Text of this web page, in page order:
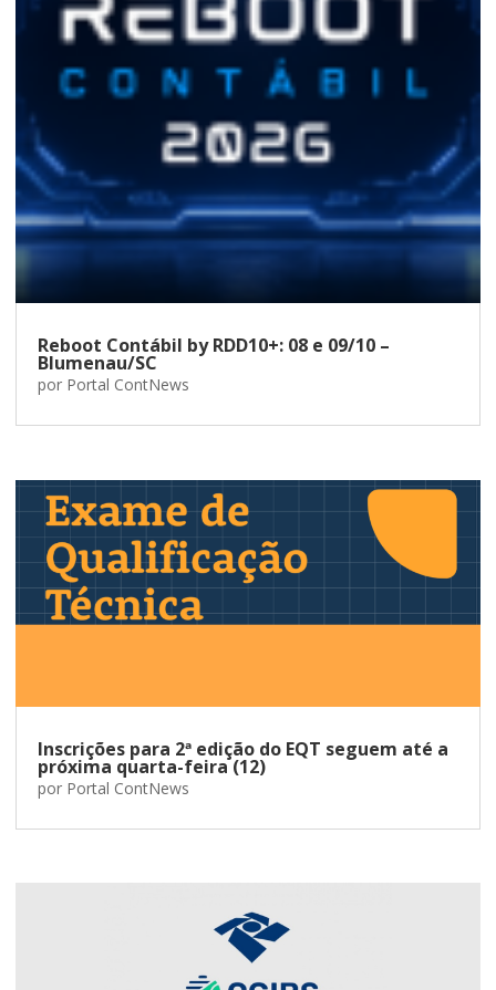
Reboot Contábil by RDD10+: 08 e 09/10 –
Blumenau/SC
por Portal ContNews
Inscrições para 2ª edição do EQT seguem até a
próxima quarta-feira (12)
por Portal ContNews